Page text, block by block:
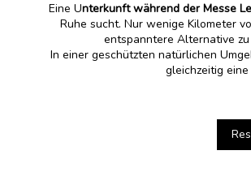
Eine Unterkunft während der Messe
Ruhe sucht. Nur wenige Kilometer
entspanntere Alternative
In einer geschützten natürlichen
gleichzeitig